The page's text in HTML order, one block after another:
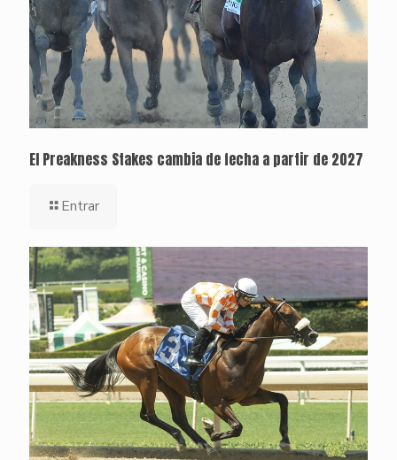
El Preakness Stakes cambia de fecha a partir de 2027
Entrar